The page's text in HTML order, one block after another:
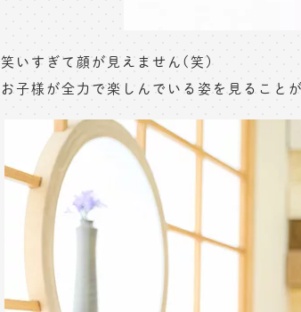
笑いすぎて顔が見えません(笑)
お子様が全力で楽しんでいる姿を見ること